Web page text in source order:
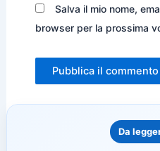
Salva il mio nome,
browser per la prossima
Da